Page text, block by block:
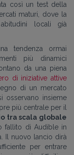
così un test della
maturi, dove la
locali già
tendenza ormai
più dinamici
da una piena
di iniziative attive
di un mercato
osservano insieme
più centrale per il
tra scala globale
fallito di Audible in
Il nuovo lancio dirà
per entrare